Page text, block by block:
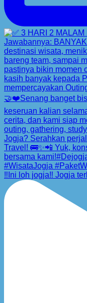
‼️Ini loh jogja‼️ Jogja